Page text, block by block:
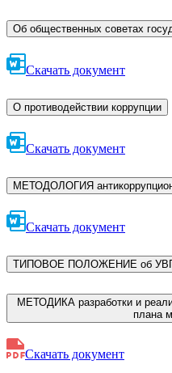
Об общественных советах
Скачать документ
О противодействии коррупции
Скачать документ
МЕТОДОЛОГИЯ
Скачать документ
ТИПОВОЕ ПОЛОЖЕНИЕ об
МЕТОДИКА разработки и
плана
Скачать документ